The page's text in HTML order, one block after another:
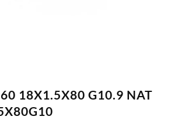
18X1.5X80 G10.9 NAT